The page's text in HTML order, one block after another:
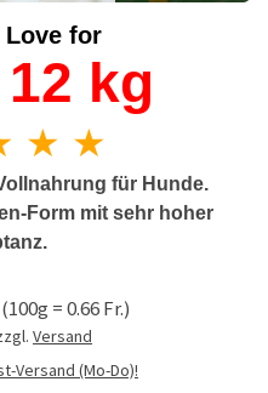
Love for
kg
★ ★
für Hunde.
Form mit sehr hoher
(100g = 0.66 Fr.)
Versand
Versand (Mo-Do)!